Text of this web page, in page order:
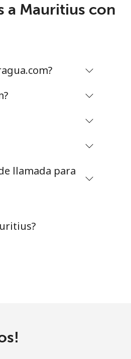
a Mauritius con
llamada para